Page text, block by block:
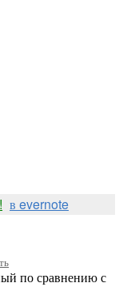
в evernote
по сравнению с